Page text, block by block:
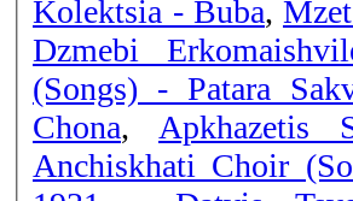
Kolektsia - Buba,
Dzmebi
(Songs) - Patara
Chona, Apkhazetis
Anchiskhati Choir